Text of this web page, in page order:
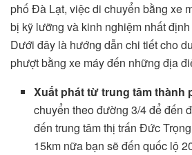
phố Đà Lạt, việc di chuyển bằng xe
bị kỹ lưỡng và kinh nghiệm nhất
Dưới đây là hướng dẫn chi tiết cho
phượt bằng xe máy đến những địa
Xuất phát từ trung tâm thành
chuyển theo đường 3/4 để đến
đến trung tâm thị trấn Đức
15km nữa bạn sẽ đến quốc lộ